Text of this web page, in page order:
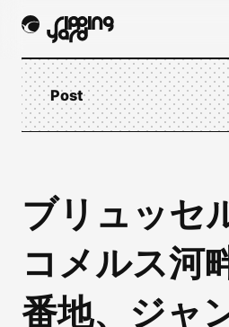
Post
ブリュッセ
コメルス河
番地、ジャ